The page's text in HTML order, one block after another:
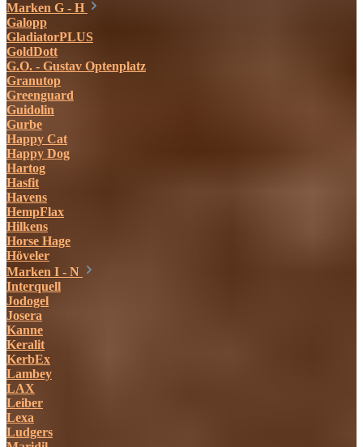
Marken G - H
Galopp
GladiatorPLUS
GoldDott
G.O. - Gustav Optenplatz
Granutop
Greenguard
Guidolin
Gurbe
Happy Cat
Happy Dog
Hartog
Hasfit
Havens
HempFlax
Hilkens
Horse Hage
Höveler
Marken I - N
Interquell
Jodogel
Josera
Kanne
Keralit
KerbEx
Lambey
LAX
Leiber
Lexa
Ludgers